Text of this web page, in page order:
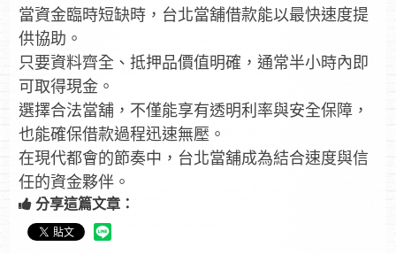
當資金臨時短缺時，台北當舖借款能以最快速度提
供協助。
只要資料齊全、抵押品價值明確，通常半小時內即
可取得現金。
選擇合法當舖，不僅能享有透明利率與安全保障，
也能確保借款過程迅速無壓。
在現代都會的節奏中，台北當舖成為結合速度與信
任的資金夥伴。
分享這篇文章：